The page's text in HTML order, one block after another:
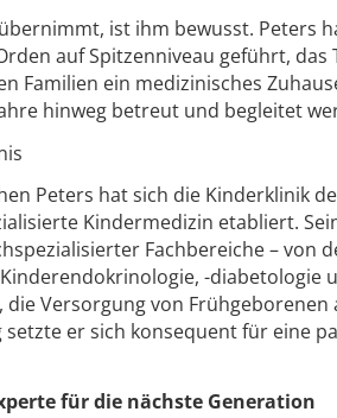
ist ihm bewusst. Peters
auf Spitzenniveau geführt, das
Familien ein medizinisches
hinweg betreut und begleitet
Peters hat sich die Kinderklinik
Kindermedizin etabliert.
Fachbereiche – von
-diabetologie
Versorgung von Frühgeborenen
er sich konsequent für eine
für die nächste Generation